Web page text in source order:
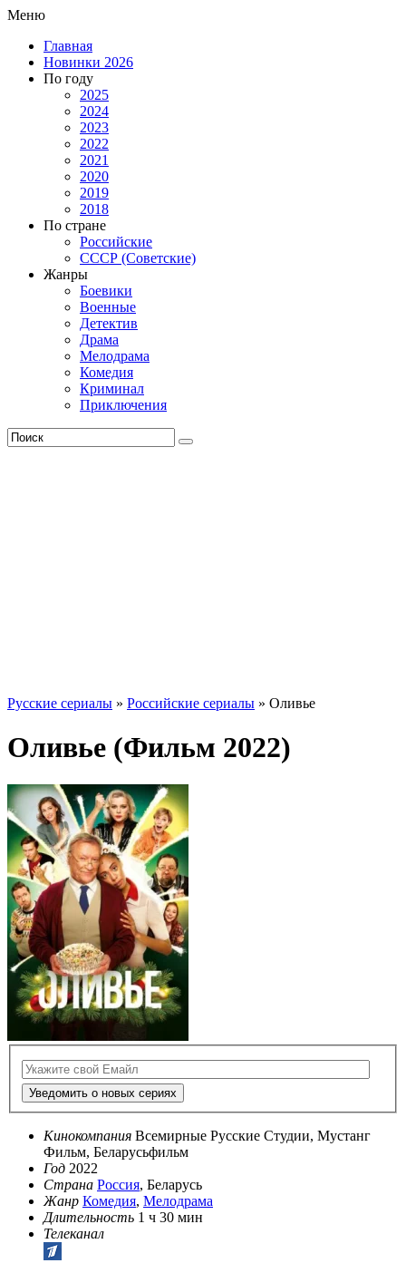
Меню
Главная
Новинки 2026
По году
2025
2024
2023
2022
2021
2020
2019
2018
По стране
Российские
СССР (Советские)
Жанры
Боевики
Военные
Детектив
Драма
Мелодрама
Комедия
Криминал
Приключения
Русские сериалы » Российские сериалы » Оливье
Оливье (Фильм 2022)
Уведомить о новых сериях
Кинокомпания Всемирные Русские Студии, Мустанг
Фильм, Беларусьфильм
Год 2022
Страна Россия, Беларусь
Жанр Комедия, Мелодрама
Длительность 1 ч 30 мин
Телеканал